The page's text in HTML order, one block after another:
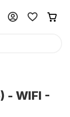
- WIFI -